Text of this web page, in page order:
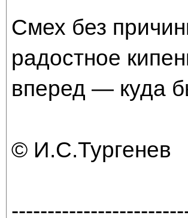
Смех без
радостное
вперед — куда
© И.С.Тургенев